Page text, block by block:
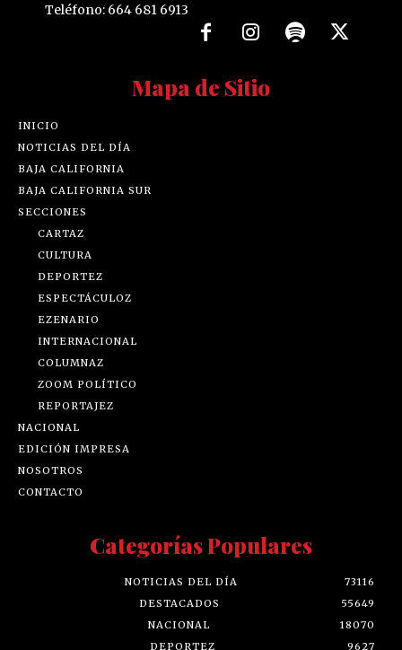
Teléfono: 664 681 6913
Mapa de Sitio
INICIO
NOTICIAS DEL DÍA
BAJA CALIFORNIA
BAJA CALIFORNIA SUR
SECCIONES
CARTAZ
CULTURA
DEPORTEZ
ESPECTÁCULOZ
EZENARIO
INTERNACIONAL
COLUMNAZ
ZOOM POLÍTICO
REPORTAJEZ
NACIONAL
EDICIÓN IMPRESA
NOSOTROS
CONTACTO
Categorías Populares
NOTICIAS DEL DÍA
73116
DESTACADOS
55649
NACIONAL
18070
DEPORTEZ
9627